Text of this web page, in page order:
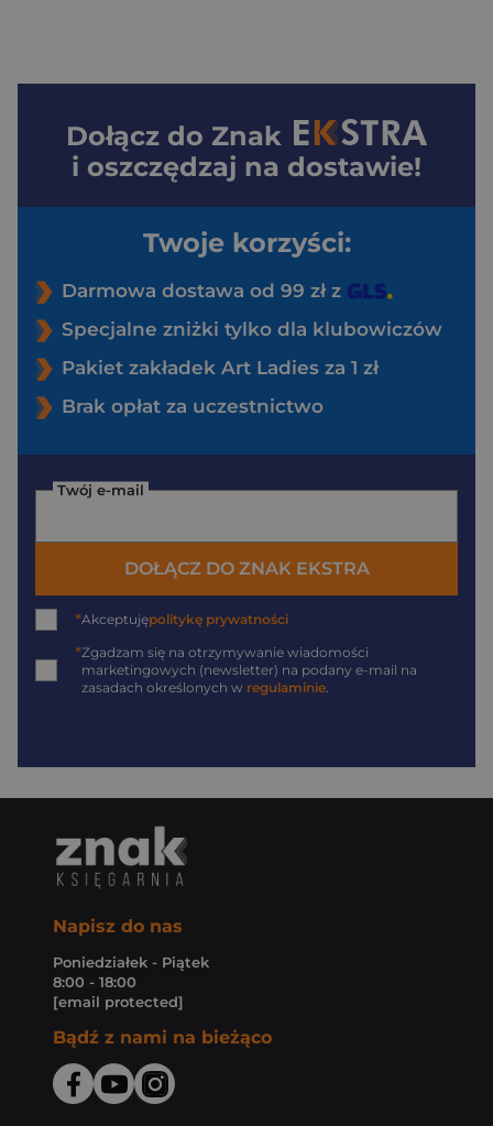
Dołącz do Znak
i oszczędzaj na dostawie!
Twoje korzyści:
Darmowa dostawa od 99 zł z
Specjalne zniżki tylko dla klubowiczów
Pakiet zakładek Art Ladies za 1 zł
Brak opłat za uczestnictwo
Twój e-mail
DOŁĄCZ DO ZNAK EKSTRA
*Akceptujępolitykę prywatności
*Zgadzam się na otrzymywanie wiadomości
marketingowych (newsletter) na podany e-mail na
zasadach określonych w regulaminie
Napisz do nas
Poniedziałek - Piątek
8:00 - 18:00
[email protected]
Bądź z nami na bieżąco